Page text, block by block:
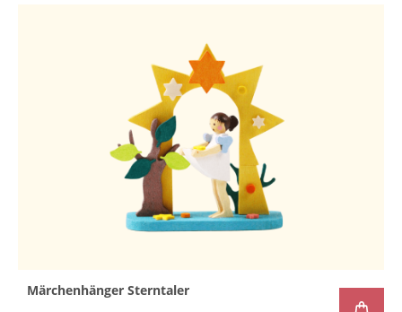
Märchenhänger Sterntaler